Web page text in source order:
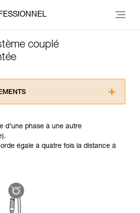
couplé
devez avoir compris les
de la notice technique pour
ce complément
votre capacité à refaire
seul, en toute sécurité, avant
en autonomie.
d’une phase à une autre
égale à quatre fois la distance à